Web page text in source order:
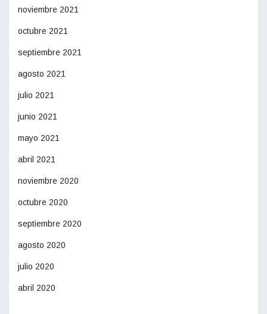
noviembre 2021
octubre 2021
septiembre 2021
agosto 2021
julio 2021
junio 2021
mayo 2021
abril 2021
noviembre 2020
octubre 2020
septiembre 2020
agosto 2020
julio 2020
abril 2020